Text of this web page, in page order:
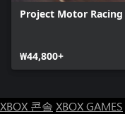
Project Motor Racing
₩44,800+
XBOX 콘솔 XBOX GAMES